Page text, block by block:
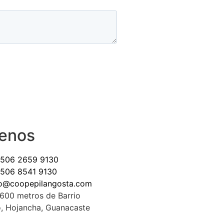
2659 9130
8541 9130
metros de Barrio
Hojancha, Guanacaste